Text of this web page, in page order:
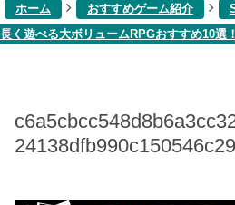
ホーム おすすめゲーム紹介
長く遊べる大ボリュームRPGおすすめ10選！